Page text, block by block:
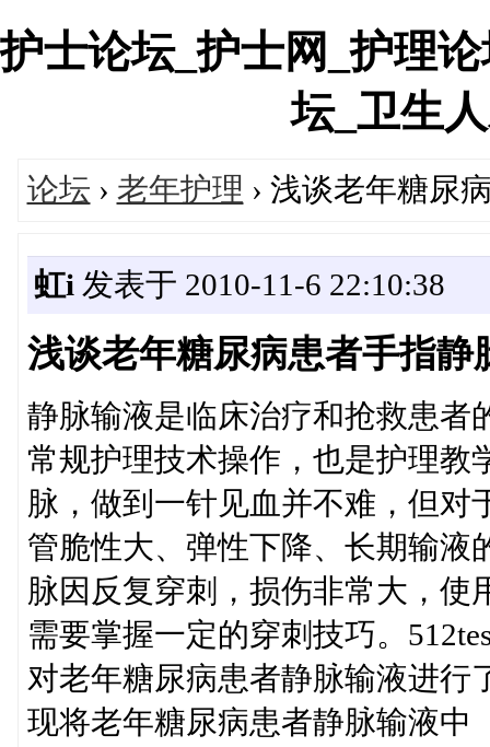
护士论坛_护士网_护理
坛_卫生
论坛 › 老年护理 › 浅谈老年糖尿
虹i 发表于 2010-11-6 22:10:38
浅谈老年糖尿病患者手指静
静脉输液是临床治疗和抢救患者
常规护理技术操作，也是护理教
脉，做到一针见血并不难，但对
管脆性大、弹性下降、长期输液
脉因反复穿刺，损伤非常大，使
需要掌握一定的穿刺技巧。
对老年糖尿病患者静脉输液进行
现将老年糖尿病患者静脉输液中